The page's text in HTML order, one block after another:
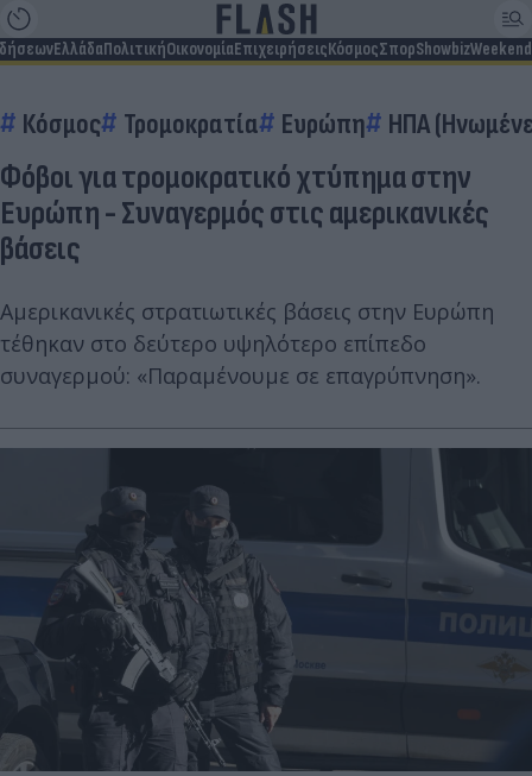
ΕλλάδαΠολιτικήΟικονομίαΕπιχειρήσειςΚόσμοςΣπορShowbizWeekend
Κόσμος Τρομοκρατία Ευρώπη ΗΠΑ
Φόβοι για τρομοκρατικό χτύπημα στην
Ευρώπη - Συναγερμός στις αμερικανικές
βάσεις
Αμερικανικές στρατιωτικές βάσεις στην Ευρώπη
τέθηκαν στο δεύτερο υψηλότερο επίπεδο
συναγερμού: «Παραμένουμε σε επαγρύπνηση».